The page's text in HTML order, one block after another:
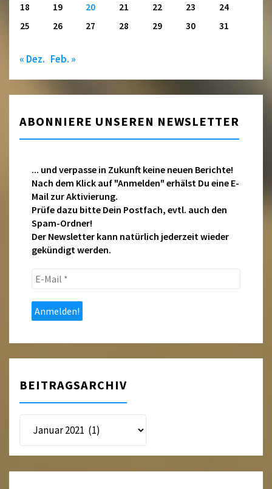
18
19 20 21 22 23
24
25
26 27 28 29 30 31
« Dez. Feb. »
ABONNIERE UNSEREN NEWSLETTER
... und verpasse in Zukunft keine neuen Berichte!
Nach dem Klick auf "Anmelden" erhälst Du eine E-
Mail zur Aktivierung.
Prüfe dazu bitte Dein Postfach, evtl. auch den
Spam-Ordner!
Der Newsletter kann natürlich jederzeit wieder
gekündigt werden.
E-
*
BEITRAGSARCHIV
Beitragsarchiv